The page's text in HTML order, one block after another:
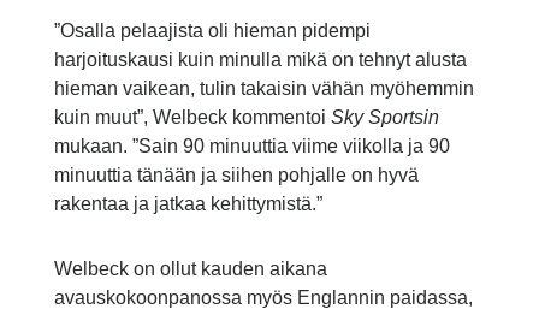
”Osalla pelaajista oli hieman pidempi
harjoituskausi kuin minulla mikä on tehnyt alusta
hieman vaikean, tulin takaisin vähän myöhemmin
kuin muut”, Welbeck kommentoi Sky Sportsin
mukaan. ”Sain 90 minuuttia viime viikolla ja 90
minuuttia tänään ja siihen pohjalle on hyvä
rakentaa ja jatkaa kehittymistä.”
Welbeck on ollut kauden aikana
avauskokoonpanossa myös Englannin paidassa,